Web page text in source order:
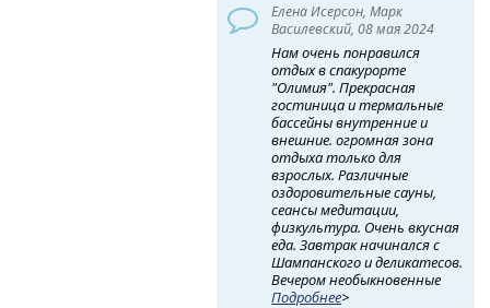
Елена Исерсон, Марк
Василевский, 08 мая 2024
Нам очень понравился
отдых в спакурорте
"Олимия". Прекрасная
гостиница и термальные
бассейны внутренние и
внешние. огромная зона
отдыха только для
взрослых. Различные
оздоровительные сауны,
сеансы медитации,
физкультура. Очень вкусная
еда. Завтрак начинался с
Шампанского и деликатесов.
Вечером необыкновенные
Подробнее>